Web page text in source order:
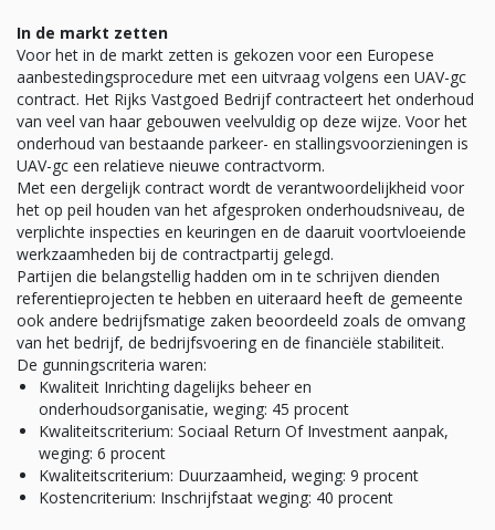
In de markt zetten
Voor het in de markt zetten is gekozen voor een Europese
aanbestedingsprocedure met een uitvraag volgens een UAV-gc
contract. Het Rijks Vastgoed Bedrijf contracteert het onderhoud
van veel van haar gebouwen veelvuldig op deze wijze. Voor het
onderhoud van bestaande parkeer- en stallingsvoorzieningen is
UAV-gc een relatieve nieuwe contractvorm.
Met een dergelijk contract wordt de verantwoordelijkheid voor
het op peil houden van het afgesproken onderhoudsniveau, de
verplichte inspecties en keuringen en de daaruit voortvloeiende
werkzaamheden bij de contractpartij gelegd.
Partijen die belangstellig hadden om in te schrijven dienden
referentieprojecten te hebben en uiteraard heeft de gemeente
ook andere bedrijfsmatige zaken beoordeeld zoals de omvang
van het bedrijf, de bedrijfsvoering en de financiële stabiliteit.
De gunningscriteria waren:
Kwaliteit Inrichting dagelijks beheer en
onderhoudsorganisatie, weging: 45 procent
Kwaliteitscriterium: Sociaal Return Of Investment aanpak,
weging: 6 procent
Kwaliteitscriterium: Duurzaamheid, weging: 9 procent
Kostencriterium: Inschrijfstaat weging: 40 procent